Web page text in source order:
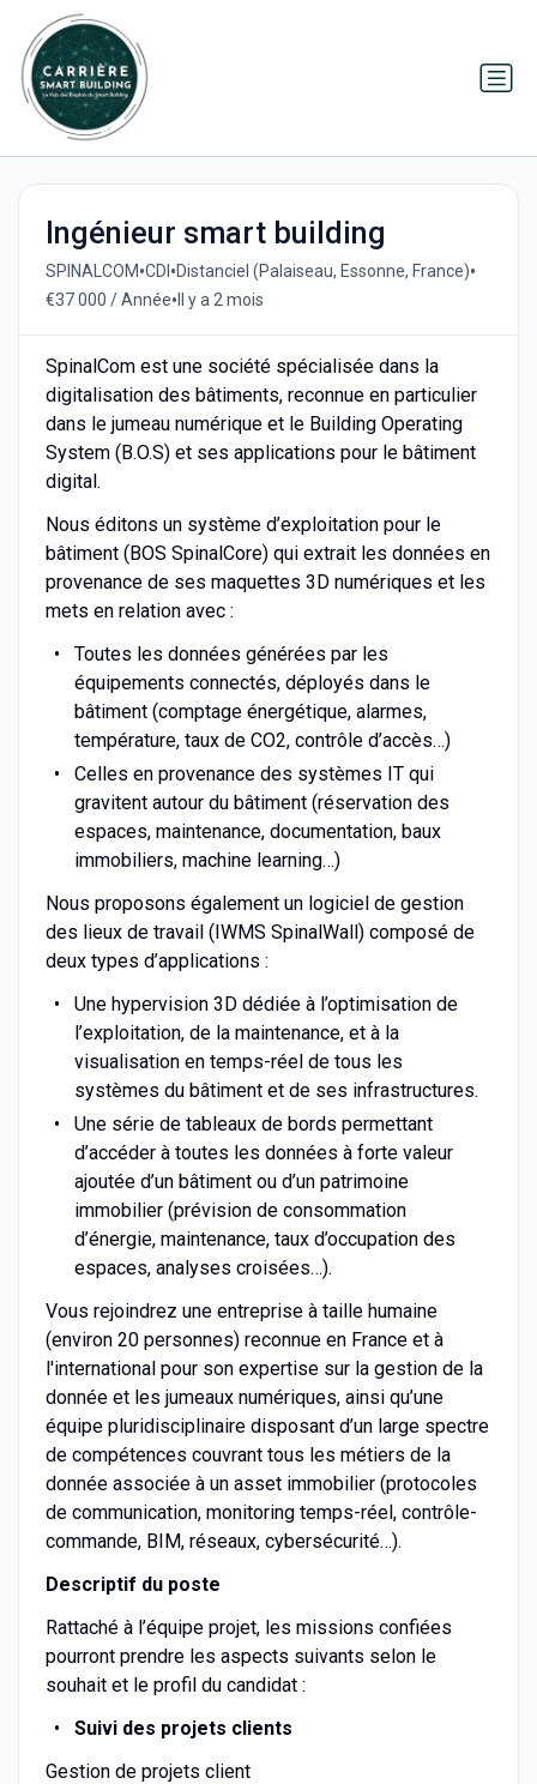
Ingénieur smart building
SPINALCOM•CDI •Distanciel (Palaiseau, Essonne, France)•
€37 000 / Année• Il y a 2 mois
SpinalCom est une société spécialisée dans la
digitalisation des bâtiments, reconnue en particulier
dans le jumeau numérique et le Building Operating
System (B.O.S) et ses applications pour le bâtiment
digital.
Nous éditons un système d’exploitation pour le
bâtiment (BOS SpinalCore) qui extrait les données en
provenance de ses maquettes 3D numériques et les
mets en relation avec :
Toutes les données générées par les
équipements connectés, déployés dans le
bâtiment (comptage énergétique, alarmes,
température, taux de CO2, contrôle d’accès…)
Celles en provenance des systèmes IT qui
gravitent autour du bâtiment (réservation des
espaces, maintenance, documentation, baux
immobiliers, machine learning…)
Nous proposons également un logiciel de gestion
des lieux de travail (IWMS SpinalWall) composé de
deux types d’applications :
Une hypervision 3D dédiée à l’optimisation de
l’exploitation, de la maintenance, et à la
visualisation en temps-réel de tous les
systèmes du bâtiment et de ses infrastructures.
Une série de tableaux de bords permettant
d’accéder à toutes les données à forte valeur
ajoutée d’un bâtiment ou d’un patrimoine
immobilier (prévision de consommation
d’énergie, maintenance, taux d’occupation des
espaces, analyses croisées…).
Vous rejoindrez une entreprise à taille humaine
(environ 20 personnes) reconnue en France et à
l'international pour son expertise sur la gestion de la
donnée et les jumeaux numériques, ainsi qu’une
équipe pluridisciplinaire disposant d’un large spectre
de compétences couvrant tous les métiers de la
donnée associée à un asset immobilier (protocoles
de communication, monitoring temps-réel, contrôle-
commande, BIM, réseaux, cybersécurité…).
Descriptif du poste
Rattaché à l’équipe projet, les missions confiées
pourront prendre les aspects suivants selon le
souhait et le profil du candidat :
Suivi des projets clients
Gestion de projets client